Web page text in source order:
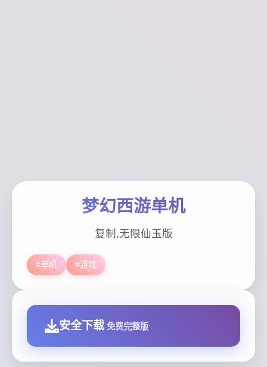
梦幻西游单机
复制,无限仙玉版
#单机 #游戏
安全下载 免费完整版